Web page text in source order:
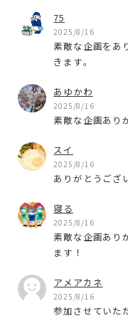
75
2025/8/16
素敵な企画をあ
きます。
あゆかわ
2025/8/16
素敵な企画あり
スイ
2025/8/16
ありがとうご
寝る
2025/8/16
素敵な企画あり
ます！
アメアカネ
2025/8/16
参加させていた